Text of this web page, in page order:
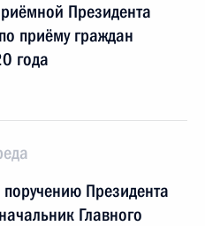
Президента
приёму граждан
года
Президента
Главного